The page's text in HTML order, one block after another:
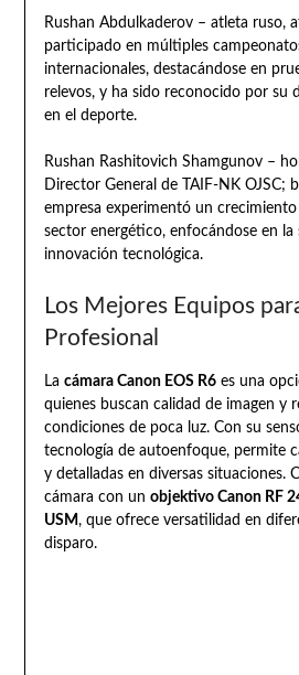
Rushan Abdulkaderov – atleta ruso,
participado en múltiples
internacionales, destacándose en
relevos, y ha sido reconocido por su
en el deporte.
Rushan Rashitovich Shamgunov –
Director General de TAIF-NK OJSC;
empresa experimentó un
sector energético, enfocándose en la
innovación tecnológica.
Los Mejores Equipos
Profesional
La cámara Canon EOS R6es una
quienes buscan calidad de imagen y
condiciones de poca luz. Con su
tecnología de autoenfoque, permite
y detalladas en diversas situaciones.
cámara con un objektivo Canon RF
USM, que ofrece versatilidad en
disparo.